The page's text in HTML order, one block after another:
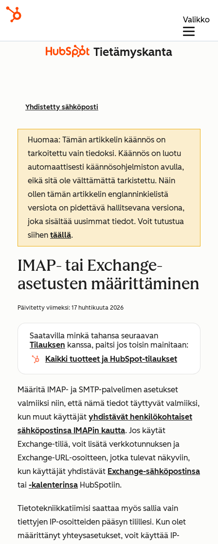
Valikko
Tietämyskanta
Yhdistetty sähköposti
Huomaa: Tämän artikkelin käännös on
tarkoitettu vain tiedoksi. Käännös on luotu
automaattisesti käännösohjelmiston avulla,
eikä sitä ole välttämättä tarkistettu. Näin
ollen tämän artikkelin englanninkielistä
versiota on pidettävä hallitsevana versiona,
joka sisältää uusimmat tiedot. Voit tutustua
siihen täällä.
IMAP- tai Exchange-
asetusten määrittäminen
Päivitetty viimeksi: 17 huhtikuuta 2026
Saatavilla minkä tahansa seuraavan
Tilauksen kanssa, paitsi jos toisin mainitaan:
Kaikki tuotteet ja HubSpot-tilaukset
Määritä IMAP- ja SMTP-palvelimen asetukset
valmiiksi niin, että nämä tiedot täyttyvät valmiiksi,
kun muut käyttäjät yhdistävät henkilökohtaiset
sähköpostinsa IMAPin kautta. Jos käytät
Exchange-tiliä, voit lisätä verkkotunnuksen ja
Exchange-URL-osoitteen, jotka tulevat näkyviin,
kun käyttäjät yhdistävät Exchange-sähköpostinsa
tai -kalenterinsa HubSpotiin.
Tietotekniikkatiimisi saattaa myös sallia vain
tiettyjen IP-osoitteiden pääsyn tilillesi. Kun olet
määrittänyt yhteysasetukset, voit käyttää IP-